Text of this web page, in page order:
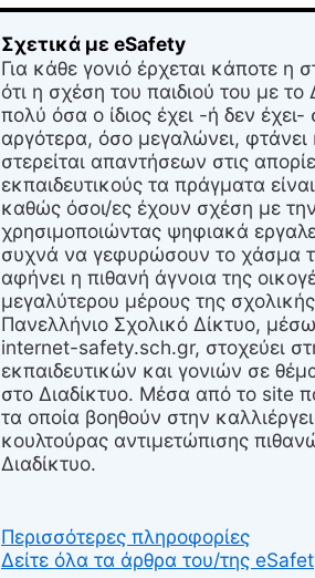
Σχετικά με eSafety
Για κάθε γονιό έρχεται κάποτε η
ότι η σχέση του παιδιού του με
πολύ όσα ο ίδιος έχει -ή δεν έχει-
αργότερα, όσο μεγαλώνει,
στερείται απαντήσεων στις
εκπαιδευτικούς τα πράγματα
καθώς όσοι/ες έχουν σχέση με
χρησιμοποιώντας ψηφιακά
συχνά να γεφυρώσουν το χάσμα
αφήνει η πιθανή άγνοια της
μεγαλύτερου μέρους της
Πανελλήνιο Σχολικό Δίκτυο,
internet-safety.sch.gr, στοχεύει
εκπαιδευτικών και γονιών σε
στο Διαδίκτυο. Μέσα από το site
τα οποία βοηθούν στην
κουλτούρας αντιμετώπισης
Διαδίκτυο.
Περισσότερες πληροφορίες
Δείτε όλα τα άρθρα του/της